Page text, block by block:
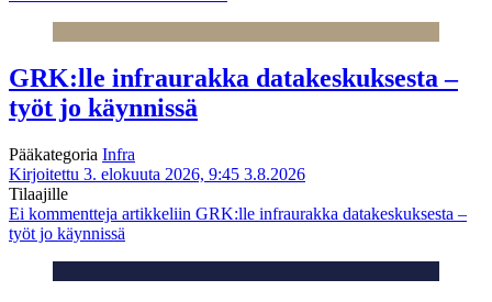
GRK:lle infraurakka datakeskuksesta –
työt jo käynnissä
Pääkategoria Infra
Kirjoitettu 3. elokuuta 2026, 9:45 3.8.2026
Tilaajille
Ei kommentteja artikkeliin GRK:lle infraurakka datakeskuksesta –
työt jo käynnissä